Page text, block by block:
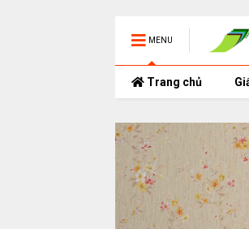
MENU
Trang chủ